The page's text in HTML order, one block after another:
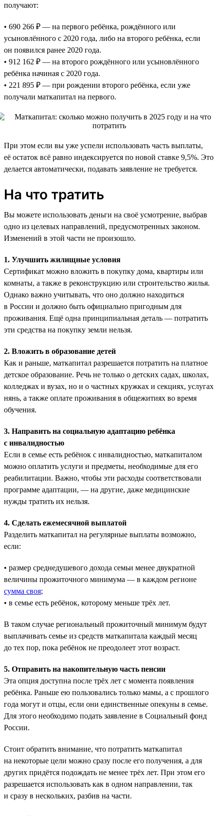
получают:
• 690 266 ₽ — на первого ребёнка, рождённого или
усыновлённого с 2020 года, либо на второго ребёнка, если
он появился ранее 2020 года.
• 912 162 ₽ — на второго рождённого или усыновлённого
ребёнка начиная с 2020 года.
• 221 895 ₽ — при рождении второго ребёнка, если уже
получали маткапитал на первого.
При этом если вы уже успели использовать часть выплаты,
её остаток всё равно индексируется по новой ставке 9,5%. Это
делается автоматически, подавать заявление не требуется.
На что тратить
Вы можете использовать деньги на своё усмотрение, выбрав
одно из целевых направлений, предусмотренных законом.
Изменений в этой части не произошло.
1. Улучшить жилищные условия
Сертификат можно вложить в покупку дома, квартиры или
комнаты, а также в реконструкцию или строительство жилья.
Однако важно учитывать, что оно должно находиться
в России и должно быть официально пригодным для
проживания. Ещё одна принципиальная деталь — потратить
эти средства на покупку земли нельзя.
2. Вложить в образование детей
Как и раньше, маткапитал разрешается потратить на платное
детское образование. Речь не только о детских садах, школах,
колледжах и вузах, но и о частных кружках и секциях, услугах
нянь, а также оплате проживания в общежитиях во время
обучения.
3. Направить на социальную адаптацию ребёнка
с инвалидностью
Если в семье есть ребёнок с инвалидностью, маткапиталом
можно оплатить услуги и предметы, необходимые для его
реабилитации. Важно, чтобы эти расходы соответствовали
программе адаптации, — на другие, даже медицинские
нужды тратить их нельзя.
4. Сделать ежемесячной выплатой
Разделить маткапитал на регулярные выплаты возможно,
если:
• размер среднедушевого дохода семьи менее двукратной
величины прожиточного минимума — в каждом регионе
сумма своя;
• в семье есть ребёнок, которому меньше трёх лет.
В таком случае региональный прожиточный минимум будут
выплачивать семье из средств маткапитала каждый месяц
до тех пор, пока ребёнок не преодолеет этот возраст.
5. Отправить на накопительную часть пенсии
Эта опция доступна после трёх лет с момента появления
ребёнка. Раньше ею пользовались только мамы, а с прошлого
года могут и отцы, если они единственные опекуны в семье.
Для этого необходимо подать заявление в Социальный фонд
России.
Стоит обратить внимание, что потратить маткапитал
на некоторые цели можно сразу после его получения, а для
других придётся подождать не менее трёх лет. При этом его
разрешается использовать как в одном направлении, так
и сразу в нескольких, разбив на части.